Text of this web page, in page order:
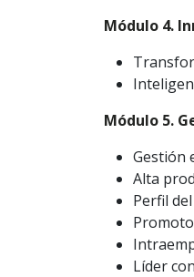
Módulo 4.
Módulo 5.
Gestión
Alta
Perfil
Líder